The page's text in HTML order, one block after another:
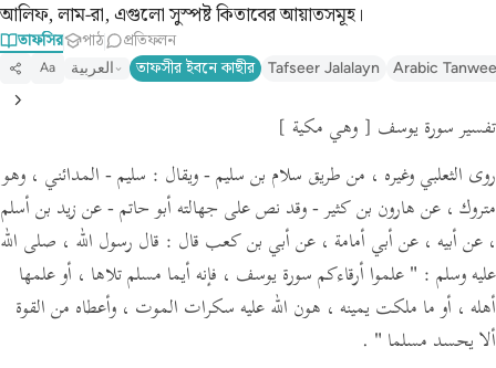
আলিফ, লাম-রা, এগুলো সুস্পষ্ট কিতাবের আয়াতসমূহ।
তাফসির পাঠ প্রতিফলন
Aa العربية তাফসীর ইবনে কাছীর Tafseer Jalalayn Arabic
تفسير سورة يوسف [ وهي مكية ]
روى الثعلبي وغيره ، من طريق سلام بن سليم -ويقال : سليم - المدائني ، وهو
متروك ، عن هارون بن كثير - وقد نص على جهالته أبو حاتم - عن زيد بن أسلم
، عن أبيه ، عن أبي أمامة ، عن أبي بن كعب قال : قال رسول الله ، صلى الله
عليه وسلم : " علموا أرقاءكم سورة يوسف ، فإنه أيما مسلم تلاها ، أو علمها
أهله ، أو ما ملكت يمينه ، هون الله عليه سكرات الموت ، وأعطاه من القوة
ألا يحسد مسلما " .